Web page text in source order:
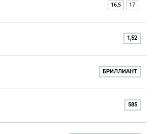
16,5 17
1,52
БРИЛЛИАНТ
585